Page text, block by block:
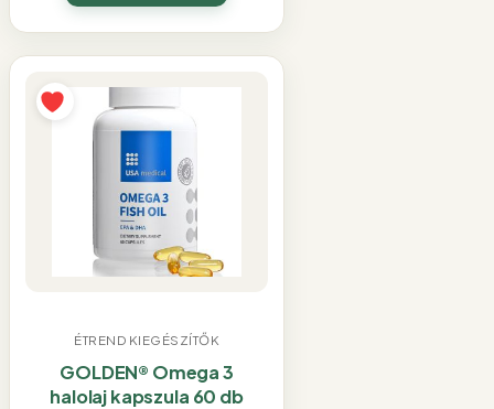
ÉTREND KIEGÉSZÍTŐK
GOLDEN® Omega 3
halolaj kapszula 60 db